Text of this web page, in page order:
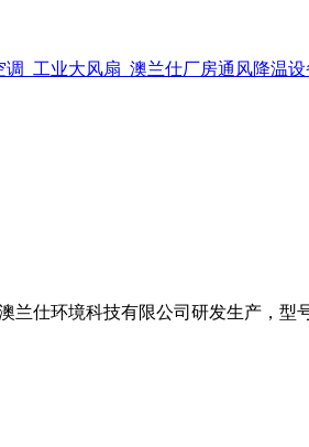
兰仕环境科技有限公司研发生产，